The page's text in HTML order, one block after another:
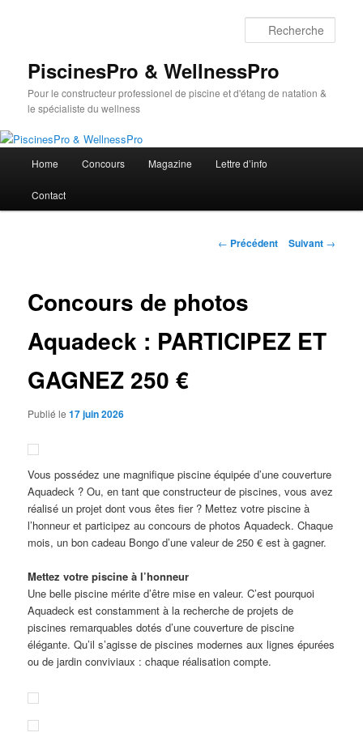
PiscinesPro & WellnessPro
Pour le constructeur professionel de piscine et d'étang de natation &
le spécialiste du wellness
principal
Home Concours Magazine Lettre d’info
Contact
Navigation
← Précédent Suivant →
Concours de photos
Aquadeck : PARTICIPEZ ET
GAGNEZ 250 €
Publié le17 juin 2026
Vous possédez une magnifique piscine équipée d’une couverture
Aquadeck ? Ou, en tant que constructeur de piscines, vous avez
réalisé un projet dont vous êtes fier ? Mettez votre piscine à
l’honneur et participez au concours de photos Aquadeck. Chaque
mois, un bon cadeau Bongo d’une valeur de 250 € est à gagner.
Mettez votre piscine à l’honneur
Une belle piscine mérite d’être mise en valeur. C’est pourquoi
Aquadeck est constamment à la recherche de projets de
piscines remarquables dotés d’une couverture de piscine
élégante. Qu’il s’agisse de piscines modernes aux lignes épurées
ou de jardin conviviaux : chaque réalisation compte.